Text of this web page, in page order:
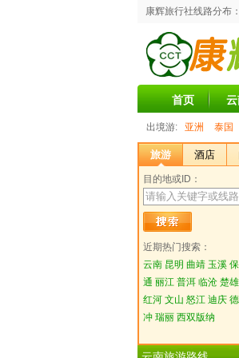
康辉旅行社线路分布：
首页
出境游: 亚洲 泰国
旅游 酒店
目的地或ID：
近期热门搜索：
云南 昆明 曲靖 玉溪
通 丽江 普洱 临沧 楚雄
红河 文山 怒江 迪庆
冲 瑞丽 西双版纳